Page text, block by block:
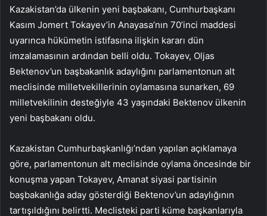
Kazakistan’da ülkenin yeni başbakanı, Cumhurbaşkanı
Kasım Jomert Tokayev’in Anayasa’nın 70’inci maddesi
uyarınca hükümetin istifasına ilişkin kararı dün
imzalamasının ardından belli oldu. Tokayev, Oljas
Bektenov’un başbakanlık adaylığını parlamentonun alt
meclisinde milletvekillerinin oylamasına sunarken, 69
milletvekilinin desteğiyle 43 yaşındaki Bektenov ülkenin
yeni başbakanı oldu.
Kazakistan Cumhurbaşkanlığı’ndan yapılan açıklamaya
göre, parlamentonun alt meclisinde oylama öncesinde bir
konuşma yapan Tokayev, Amanat siyasi partisinin
başbakanlığa aday gösterdiği Bektenov’un adaylığının
tartışıldığını belirtti. Meclisteki parti küme başkanlarıyla